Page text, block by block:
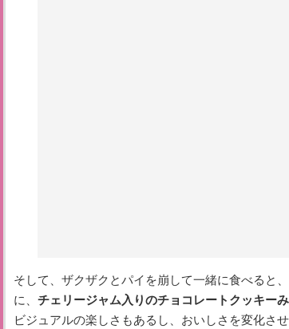
そして、ザクザクとパイを崩して一緒に食べると
に、 チェリージャム入りのチョコレートクッキー
ビジュアルの楽しさもあるし、おいしさを変化さ